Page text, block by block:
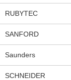
RUBYTEC
SANFORD
Saunders
SCHNEIDER